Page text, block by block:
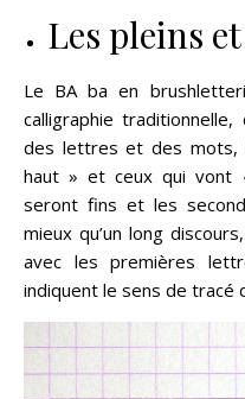
Les pleins
Le BA ba en
calligraphie
des lettres et des mots,
haut » et ceux qui vont
seront fins et les
mieux qu’un long
avec les premières
indiquent le sens de tracé